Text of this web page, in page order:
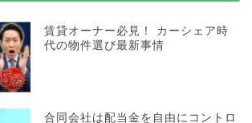
賃貸オーナー必見！ カーシェア時
代の物件選び最新事情
合同会社は配当金を自由にコントロ